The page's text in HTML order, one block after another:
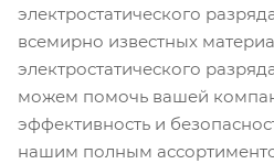
электростатического
всемирно известных
электростатического
можем помочь вашей
эффективность и
нашим полным